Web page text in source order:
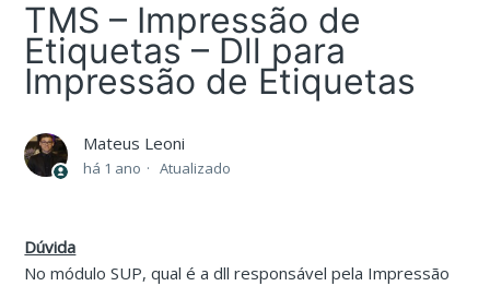
TMS – Impressão de
Etiquetas – Dll para
Impressão de Etiquetas
Mateus Leoni
há 1 ano Atualizado
Dúvida
No módulo SUP, qual é a dll responsável pela Impressão